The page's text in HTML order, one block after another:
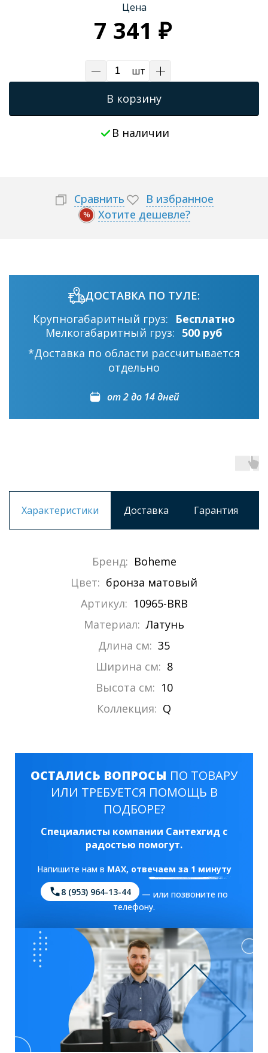
Цена
7 341 ₽
шт
В корзину
В наличии
Сравнить В избранное
% Хотите дешевле?
ДОСТАВКА ПО ТУЛЕ:
Крупногабаритный груз:
Бесплатно
Мелкогабаритный груз: 500 руб
*Доставка по области рассчитывается
отдельно
от 2 до 14 дней
Характеристики Доставка Гарантия
Бренд: Boheme
Цвет: бронза матовый
Артикул: 10965-BRB
Материал: Латунь
Длина см: 35
Ширина см: 8
Высота см: 10
Коллекция: Q
ОСТАЛИСЬ ВОПРОСЫ ПО ТОВАРУ
ИЛИ ТРЕБУЕТСЯ ПОМОЩЬ В
ПОДБОРЕ?
Специалисты компании Сантехгид с
радостью помогут.
Напишите нам в MAX, отвечаем за 1 минуту
8 (953) 964-13-44
— или позвоните по
телефону.